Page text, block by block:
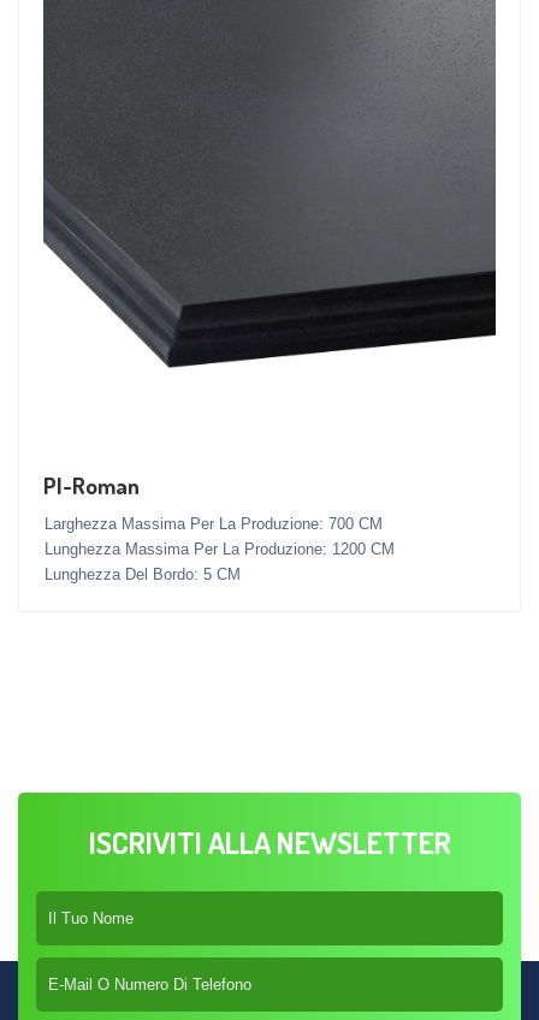
PI-Roman
Larghezza Massima Per La Produzione: 700 CM
Lunghezza Massima Per La Produzione: 1200 CM
Lunghezza Del Bordo: 5 CM
ISCRIVITI ALLA NEWSLETTER